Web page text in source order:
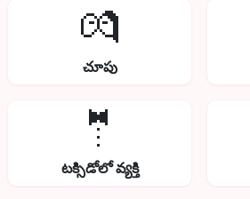
💏
చూపు
🤵
టక్సిడోలో వ్యక్తి